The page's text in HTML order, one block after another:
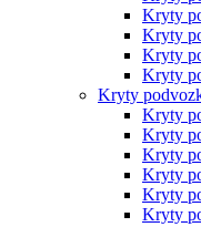
Kryty
Kryty
Kryty
Kryty
Kryty
Kryty
Kryty
Kryty
Kryty
Kryty
Kryty